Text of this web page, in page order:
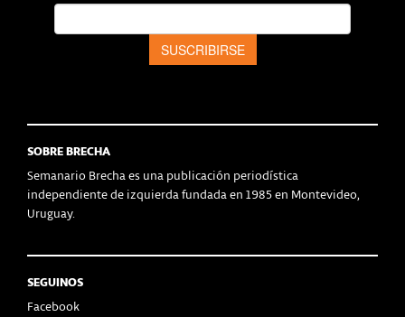
SOBRE BRECHA
Semanario Brecha es una publicación periodística
independiente de izquierda fundada en 1985 en Montevideo,
Uruguay.
SEGUINOS
Facebook